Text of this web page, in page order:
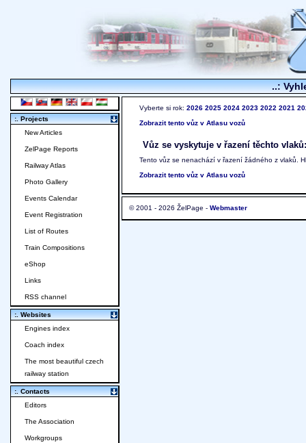
..:
Vyberte si rok: 2026 2025 2024 2023 2022 2021
Zobrazit tento vůz v Atlasu vozů
Vůz se vyskytuje v řazení těchto vlaků:
Tento vůz se nenachází v řazení žádného z vlaků.
Zobrazit tento vůz v Atlasu vozů
© 2001 - 2026 ŽelPage - Webmaster
:. Projects
New Articles
ZelPage Reports
Railway Atlas
Photo Gallery
Events Calendar
Event Registration
List of Routes
Train Compositions
eShop
Links
RSS channel
:. Websites
Engines index
Coach index
The most beautiful czech
railway station
:. Contacts
Editors
The Association
Workgroups